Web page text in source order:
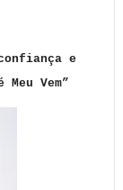
confiança e
Vem”